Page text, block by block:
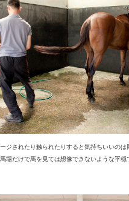
ジされたり触られたりすると気持ちいいの
場だけで馬を見ては想像できないような平穏